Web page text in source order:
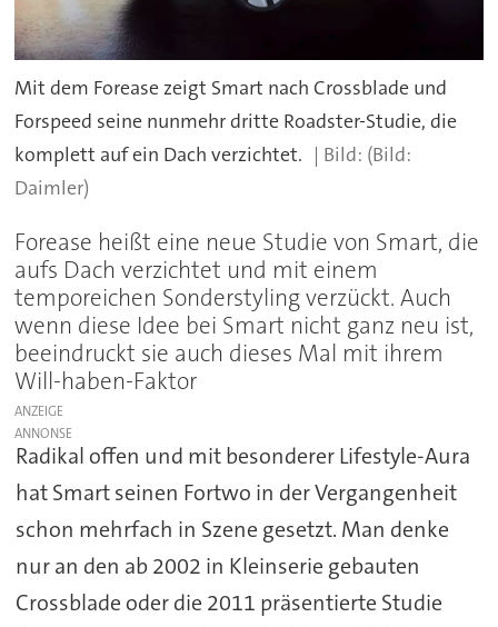
Mit dem Forease zeigt Smart nach Crossblade und
Forspeed seine nunmehr dritte Roadster-Studie, die
komplett auf ein Dach verzichtet.
(Bild:
Daimler)
Forease heißt eine neue Studie von Smart, die
aufs Dach verzichtet und mit einem
temporeichen Sonderstyling verzückt. Auch
wenn diese Idee bei Smart nicht ganz neu ist,
beeindruckt sie auch dieses Mal mit ihrem
Will-haben-Faktor
ANZEIGE
Radikal offen und mit besonderer Lifestyle-Aura
hat Smart seinen Fortwo in der Vergangenheit
schon mehrfach in Szene gesetzt. Man denke
nur an den ab 2002 in Kleinserie gebauten
Crossblade oder die 2011 präsentierte Studie